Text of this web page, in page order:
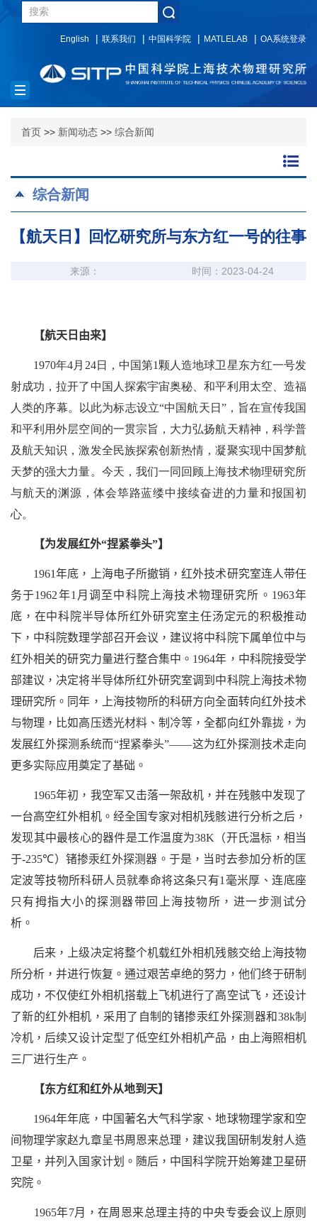
English 联系我们 中国科学院 MATLELAB OA系统登录
Toggle
navigation
首页 >> 新闻动态 >> 综合新闻
综合新闻
【航天日】回忆研究所与东方红一号的往事
来源： 时间：2023-04-24
【航天日由来】
1970年4月 24日，中国第1 颗人造地球卫星东方红一号发
射成功，拉开了中国人探索宇宙奥秘、和平利用太空、造福
人类的序幕。以此为标志设立“中国航天日 ”，旨在宣传我国
和平利用外层空间的一贯宗旨，大力弘扬航天精神，科学普
及航天知识，激发全民族探索创新热情，凝聚实现中国梦航
天梦的强大力量。 今天，我们一同回顾上海技术物理研究所
与航天的渊源，体会筚路蓝缕中接续奋进的力量和报国初
心。
【为发展红外“捏紧拳头”】
1961年底，上海电子所撤销，红外技术研究室连人带任
务于1962年1 月调至中科院上海技术物理研究所。 1963年
底，在中科院半导体所红外研究室主任汤定元的积极推动
下，中科院数理学部召开会议，建议将中科院下属单位中与
红外相关的研究力量进行整合集中。 1964年，中科院接受学
部建议，决定将半导体所红外研究室调到中科院上海技术物
理研究所。同年，上海技物所的科研方向全面转向红外技术
与物理，比如高压透光材料、制冷等，全都向红外靠拢，为
发展红外探测系统而“捏紧拳头”——这为红外探测技术走向
更多实际应用奠定了基础。
1965年初，我空军又击落一架敌机，并在残骸中发现了
一台高空红外相机。经全国专家对相机残骸进行分析之后，
发现其中最核心的器件是工作温度为38K （开氏温标，相当
于-235℃）锗掺汞红外探测器。于是，当时去参加分析的匡
定波等技物所科研人员就奉命将这条只有1 毫米厚、连底座
只有拇指大小的探测器带回上海技物所，进一步测试分
析。
后来，上级决定将整个机载红外相机残骸交给上海技物
所分析，并进行恢复。通过艰苦卓绝的努力，他们终于研制
成功，不仅使红外相机搭载上飞机进行了高空试飞，还设计
了新的红外相机，采用了自制的锗掺汞红外探测器和38k制
冷机，后续又设计定型了低空红外相机产品，由上海照相机
三厂进行生产。
【东方红和红外从地到天】
1964年年底，中国著名大气科学家、地球物理学家和空
间物理学家赵九章呈书周恩来总理，建议我国研制发射人造
卫星，并列入国家计划。随后，中国科学院开始筹建卫星研
究院。
1965年7月，在周恩来总理主持的中央专委会议上原则